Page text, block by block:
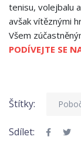
tenisu, volejbalu
avšak vítěznými
Všem
PODÍVEJTE SE
Štítky:
Sdílet: